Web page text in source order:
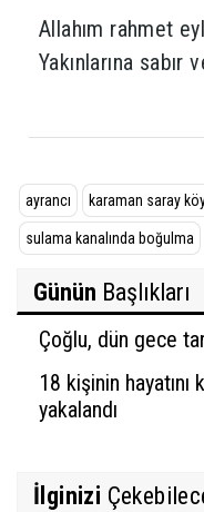
Allahım rahmet
Yakınlarına sabır
ayrancı karaman saray
sulama kanalında boğulma
Günün Başlıkları
Çoğlu, dün gece
18 kişinin
yakalandı
İlginizi